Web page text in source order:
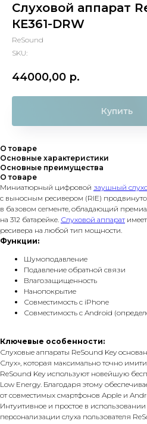
Слуховой аппарат
КЕ361-DRW
ReSound
SKU:
44000,00 р.
Купить
О товаре
Основные характеристики
Основные преимущества
О товаре
Миниатюрный цифровой заушный
с выносным ресивером (RIE)
в базовом сегменте, обладающий
на 312 батарейке. Слуховой аппарат
ресивера на любой тип мощности.
Функции:
Шумоподавление
Подавление обратной связи
Влагозащищенность
Нанопокрытие
Совместимость с iPhone
Совместимость с Android
Ключевые особенности:
Слуховые аппараты ReSound Key
Слух», которая максимально точно
ReSound Key используют новейшую
Low Energy. Благодаря этому
от совместимых смартфонов Apple и
Интуитивное и простое в
персонализации слуха пользователя